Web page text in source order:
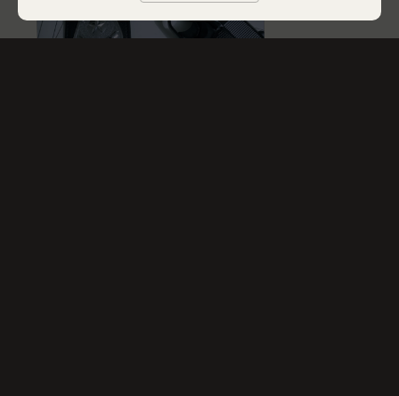
les secrets de ce site ?